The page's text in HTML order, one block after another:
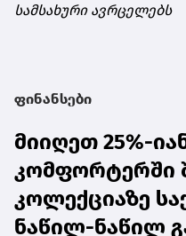
სამსახური ავრცელებს
ფინანსები
მიიღეთ 25%-
კომფორტერში
კოლექციაზე
ნაწილ-ნაწილ